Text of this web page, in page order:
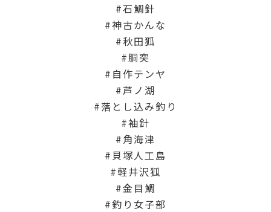
石鯛針
神古かんな
秋田狐
胴突
自作テンヤ
芦ノ湖
落とし込み釣り
袖針
角海津
貝塚人工島
軽井沢狐
金目鯛
釣り女子部